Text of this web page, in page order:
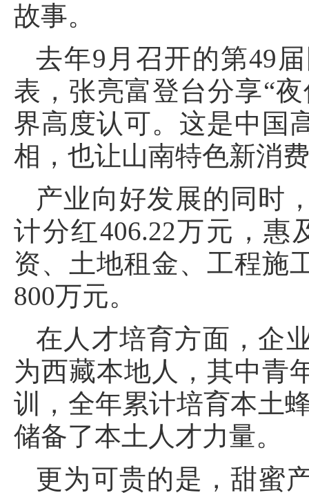
故事。
去年9月召开的第49
表，张亮富登台分享“
界高度认可。这是中国
相，也让山南特色新消
产业向好发展的同时
计分红406.22万元，惠
资、土地租金、工程施
800万元。
在人才培育方面，企
为西藏本地人，其中青
训，全年累计培育本土
储备了本土人才力量。
更为可贵的是，甜蜜